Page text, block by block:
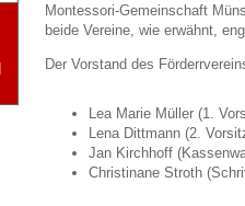
Montessori-Gemeinschaft
beide Vereine, wie erwähnt,
Der Vorstand des
Lea Marie Müller (1.
Lena Dittmann (2.
Jan Kirchhoff
Christinane Stroth